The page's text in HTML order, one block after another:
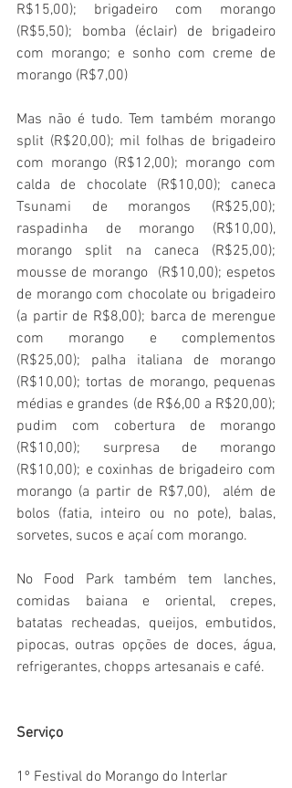
R$15,00); brigadeiro com morango
(R$5,50); bomba (éclair) de brigadeiro
com morango; e sonho com creme de
morango (R$7,00)
Mas não é tudo. Tem também morango
split (R$20,00); mil folhas de brigadeiro
com morango (R$12,00); morango com
calda de chocolate (R$10,00); caneca
Tsunami de morangos (R$25,00);
raspadinha de morango (R$10,00),
morango split na caneca (R$25,00);
mousse de morango  (R$10,00); espetos
de morango com chocolate ou brigadeiro
(a partir de R$8,00); barca de merengue
com morango e complementos
(R$25,00); palha italiana de morango
(R$10,00); tortas de morango, pequenas
médias e grandes (de R$6,00 a R$20,00);
pudim com cobertura de morango
(R$10,00); surpresa de morango
(R$10,00); e coxinhas de brigadeiro com
morango (a partir de R$7,00),  além de
bolos (fatia, inteiro ou no pote), balas,
sorvetes, sucos e açaí com morango.
No Food Park também tem lanches,
comidas baiana e oriental, crepes,
batatas recheadas, queijos, embutidos,
pipocas, outras opções de doces, água,
refrigerantes, chopps artesanais e café.
Serviço
1º Festival do Morango do Interlar